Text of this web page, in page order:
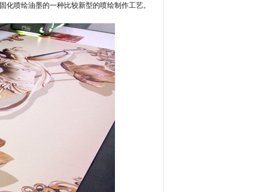
固化喷绘油墨的一种比较新型的喷绘制作工艺。